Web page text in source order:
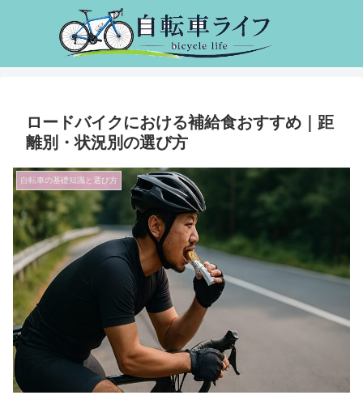
ロードバイクにおける補給食おすすめ｜距
離別・状況別の選び方
自転車の基礎知識と選び方